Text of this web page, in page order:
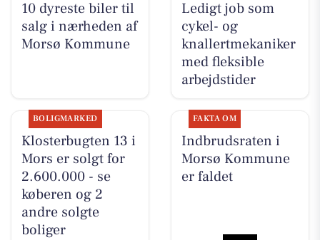
10 dyreste biler til
salg i nærheden af
Morsø Kommune
Ledigt job som
cykel- og
knallertmekaniker
med fleksible
arbejdstider
BOLIGMARKED
Klosterbugten 13 i
Mors er solgt for
2.600.000 - se
køberen og 2
andre solgte
boliger
FAKTA OM
Indbrudsraten i
Morsø Kommune
er faldet